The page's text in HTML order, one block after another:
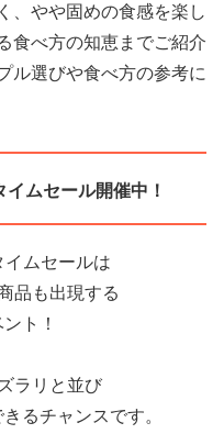
、やや固めの食感を楽し
食べ方の知恵までご紹介
ル選びや食べ方の参考に
イムセール開催中！
ムセールは
品も出現する
ト！
ラリと並び
るチャンスです。